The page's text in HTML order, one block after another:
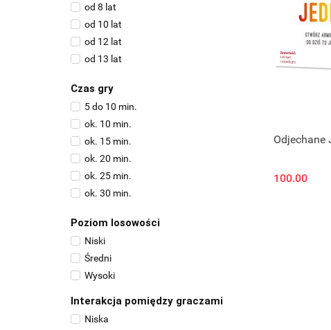
2 - 5
2 - 6
2 - 7
2 - 8
3 - 6
od 8 lat
od 10 lat
od 12 lat
od 13 lat
od 18 lat
Czas gry
5 do 10 min.
ok. 10 min.
ok. 15 min.
ok. 20 min.
ok. 25 min.
ok. 30 min.
45 - 60 min.
ok. 60 min.
40 - 120 min.
60 do 90 min.
75 do 120 min.
90 do 180 min.
Poziom losowości
Niski
Średni
Wysoki
Interakcja pomiędzy graczami
Niska
Odjechane
100.00